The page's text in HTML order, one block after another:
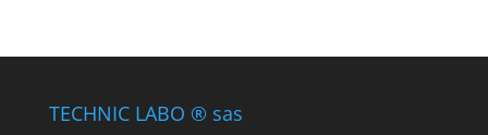
TECHNIC LABO ® sas